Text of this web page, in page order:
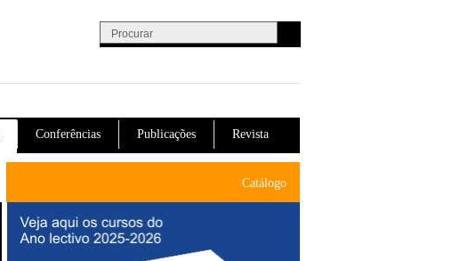
Formulário de procura
Revista
Publicações
Conferências
Catálogo